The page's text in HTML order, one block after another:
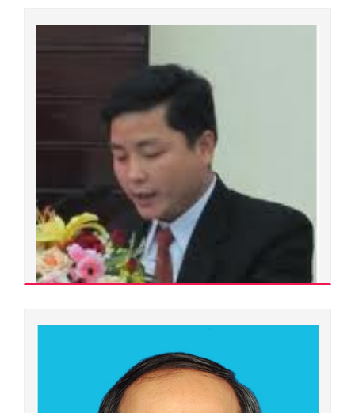
Nguyễn Công Hào
Tiến sĩ
Ngành đào tạo:
Toán học
Chuyên ngành đào tạo:
Bảo đảm toán học cho máy tính và hệ thống tính toán
200000.0030 Bùi Văn Lợi